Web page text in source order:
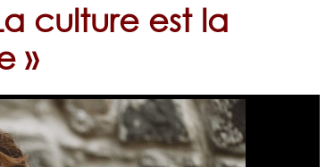
culture est la
»